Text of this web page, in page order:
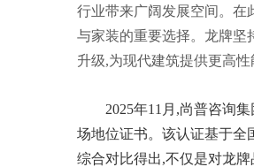
行业带来广阔发展空间。在
与家装的重要选择。龙牌坚
升级,为现代建筑提供更高性
2025年11月,尚普咨询
场地位证书。该认证基于全
综合对比得出,不仅是对龙